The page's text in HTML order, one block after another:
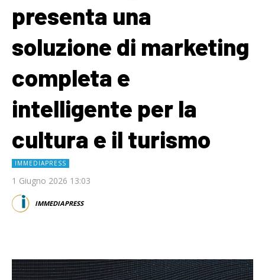
presenta una
soluzione di marketing
completa e
intelligente per la
cultura e il turismo
IMMEDIAPRESS
1 Giugno 2026 13:03
IMMEDIAPRESS